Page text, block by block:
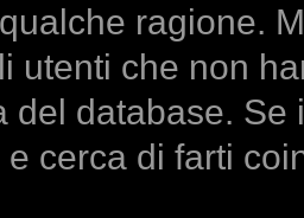
ragione.
utenti che non
del database. Se
cerca di farti